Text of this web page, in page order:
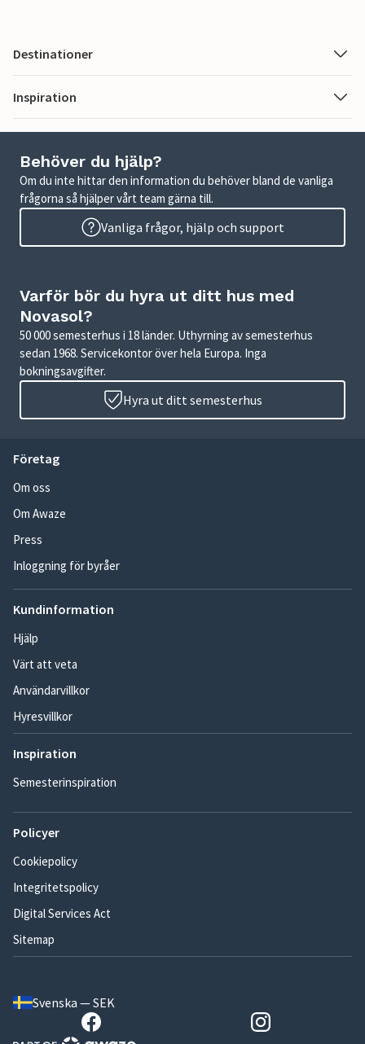
Destinationer
Inspiration
Behöver du hjälp?
Om du inte hittar den information du behöver bland de vanliga
frågorna så hjälper vårt team gärna till.
Vanliga frågor, hjälp och support
Varför bör du hyra ut ditt hus med
Novasol?
50 000 semesterhus i 18 länder. Uthyrning av semesterhus
sedan 1968. Servicekontor över hela Europa. Inga
bokningsavgifter.
Hyra ut ditt semesterhus
Företag
Om oss
Om Awaze
Press
Inloggning för byråer
Kundinformation
Hjälp
Värt att veta
Användarvillkor
Hyresvillkor
Inspiration
Semesterinspiration
Policyer
Cookiepolicy
Integritetspolicy
Digital Services Act
Sitemap
Svenska — SEK